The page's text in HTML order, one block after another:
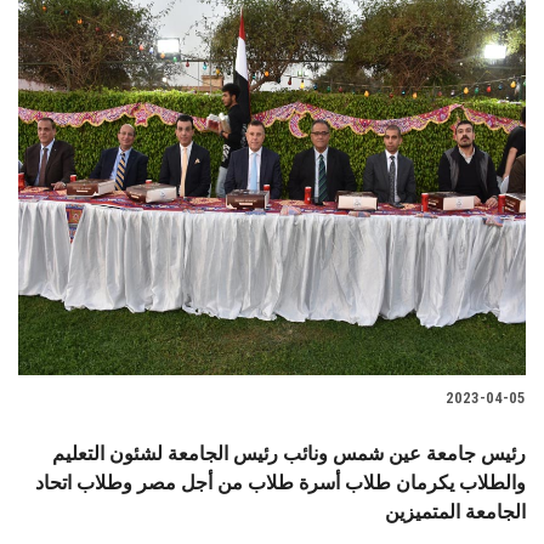
2023-04-05
رئيس جامعة عين شمس ونائب رئيس الجامعة لشئون التعليم
والطلاب يكرمان طلاب أسرة طلاب من أجل مصر وطلاب اتحاد
الجامعة المتميزين